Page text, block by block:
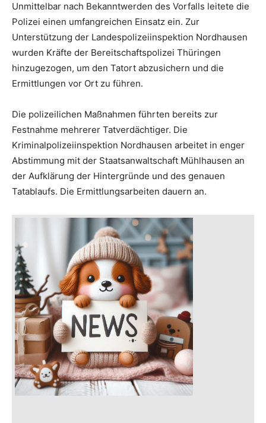
Unmittelbar nach Bekanntwerden des Vorfalls leitete die
Polizei einen umfangreichen Einsatz ein. Zur
Unterstützung der Landespolizeiinspektion Nordhausen
wurden Kräfte der Bereitschaftspolizei Thüringen
hinzugezogen, um den Tatort abzusichern und die
Ermittlungen vor Ort zu führen.
Die polizeilichen Maßnahmen führten bereits zur
Festnahme mehrerer Tatverdächtiger. Die
Kriminalpolizeiinspektion Nordhausen arbeitet in enger
Abstimmung mit der Staatsanwaltschaft Mühlhausen an
der Aufklärung der Hintergründe und des genauen
Tatablaufs. Die Ermittlungsarbeiten dauern an.